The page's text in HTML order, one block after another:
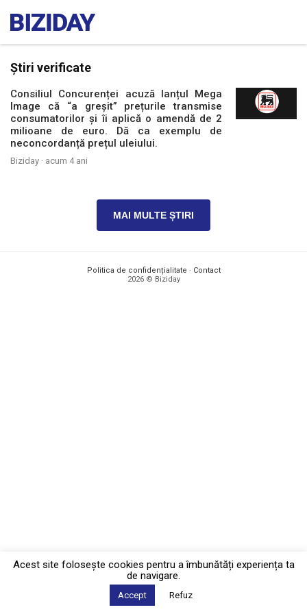
Știri verificate
Consiliul Concurenței acuză lanțul Mega
Image că “a greșit” prețurile transmise
consumatorilor și îi aplică o amendă de 2
milioane de euro. Dă ca exemplu de
neconcordanță prețul uleiului.
Biziday · acum 4 ani
MAI MULTE ȘTIRI
Politica de confidențialitate · Contact
2026 © Biziday
Acest site foloseşte cookies pentru a îmbunătăți experiența ta
de navigare.
Accept Refuz